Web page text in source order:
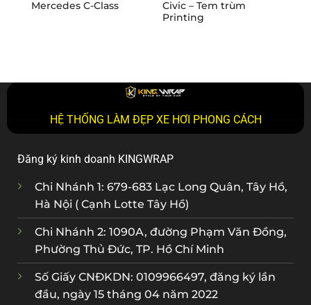
Mercedes C-Class
Civic – Tem trùm
Printing
HỆ THỐNG LÀM ĐẸP XE HƠI PHONG CÁCH
Đăng ký kinh doanh KINGWRAP
Chi Nhánh 1: 679-683 Lạc Long Quân, Tây Hồ,
Hà Nội ( Cạnh Lotte Tây Hồ)
Chi Nhánh 2: 1090A, đường Phạm Văn Đồng,
Phường Thủ Đức, TP. Hồ Chí Minh
Số Giấy CNĐKDN: 0109966497, đăng ký lần
đầu, ngày 15 tháng 04 năm 2022